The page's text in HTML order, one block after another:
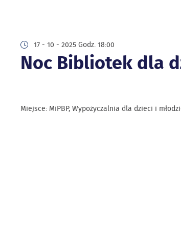
17 - 10 - 2025 Godz. 18:00
Noc Bibliotek dla
Miejsce: MiPBP, Wypożyczalnia dla dzieci i